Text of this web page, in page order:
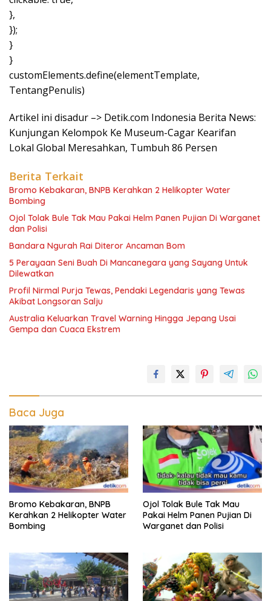
},
});
}
}
customElements.define(elementTemplate,
TentangPenulis)
Artikel ini disadur –> Detik.com Indonesia Berita News:
Kunjungan Kelompok Ke Museum-Cagar Kearifan
Lokal Global Meresahkan, Tumbuh 86 Persen
Berita Terkait
Bromo Kebakaran, BNPB Kerahkan 2 Helikopter Water
Bombing
Ojol Tolak Bule Tak Mau Pakai Helm Panen Pujian Di Warganet
dan Polisi
Bandara Ngurah Rai Diteror Ancaman Bom
5 Perayaan Seni Buah Di Mancanegara yang Sayang Untuk
Dilewatkan
Profil Nirmal Purja Tewas, Pendaki Legendaris yang Tewas
Akibat Longsoran Salju
Australia Keluarkan Travel Warning Hingga Jepang Usai
Gempa dan Cuaca Ekstrem
Baca Juga
Bromo Kebakaran, BNPB
Kerahkan 2 Helikopter Water
Bombing
Ojol Tolak Bule Tak Mau
Pakai Helm Panen Pujian Di
Warganet dan Polisi